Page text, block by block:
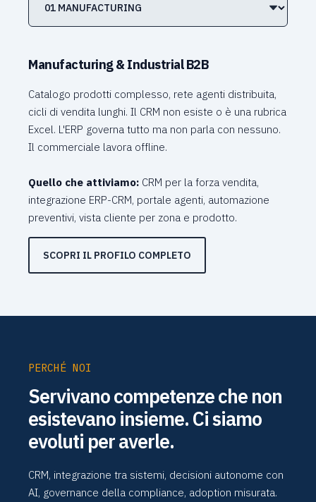
Manufacturing & Industrial B2B
Catalogo prodotti complesso, rete agenti distribuita,
cicli di vendita lunghi. Il CRM non esiste o è una rubrica
Excel. L'ERP governa tutto ma non parla con nessuno.
Il commerciale lavora offline.
Quello che attiviamo: CRM per la forza vendita,
integrazione ERP-CRM, portale agenti, automazione
preventivi, vista cliente per zona e prodotto.
SCOPRI IL PROFILO COMPLETO
PERCHÉ NOI
Servivano competenze che non
esistevano insieme. Ci siamo
evoluti per averle.
CRM, integrazione tra sistemi, decisioni autonome con
AI, governance della compliance, adoption misurata.